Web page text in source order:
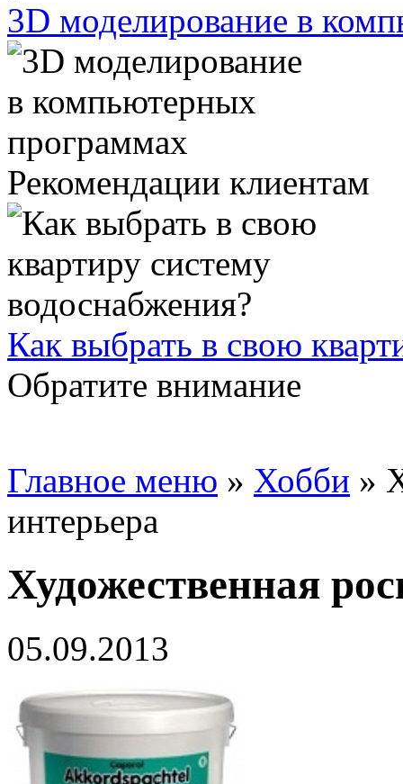
3D моделирование в
Рекомендации клиентам
Как выбрать в свою
Обратите внимание
Главное меню » Хобби »
интерьера
Художественная
05.09.2013